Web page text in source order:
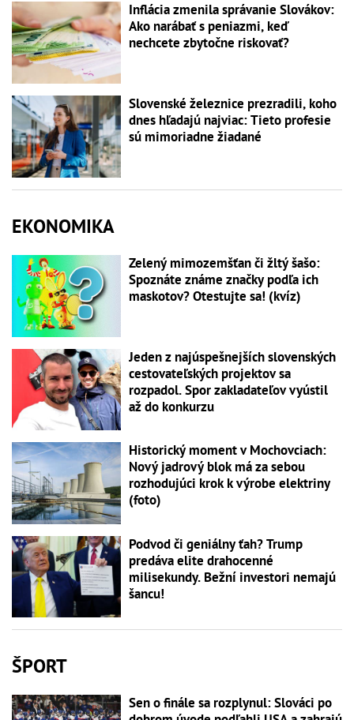
Inflácia zmenila správanie Slovákov:
Ako narábať s peniazmi, keď
nechcete zbytočne riskovať?
Slovenské železnice prezradili, koho
dnes hľadajú najviac: Tieto profesie
sú mimoriadne žiadané
EKONOMIKA
Zelený mimozemšťan či žltý šašo:
Spoznáte známe značky podľa ich
maskotov? Otestujte sa! (kvíz)
Jeden z najúspešnejších slovenských
cestovateľských projektov sa
rozpadol. Spor zakladateľov vyústil
až do konkurzu
Historický moment v Mochovciach:
Nový jadrový blok má za sebou
rozhodujúci krok k výrobe elektriny
(foto)
Podvod či geniálny ťah? Trump
predáva elite drahocenné
milisekundy. Bežní investori nemajú
šancu!
ŠPORT
Sen o finále sa rozplynul: Slováci po